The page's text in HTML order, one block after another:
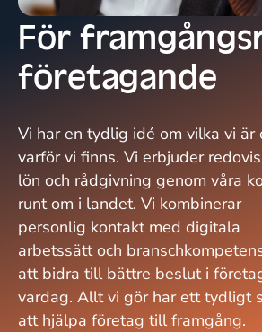
För
företagande
Vi har en tydlig idé om vilka vi är
varför vi finns. Vi erbjuder
lön och rådgivning genom våra
runt om i landet. Vi kombinerar
personlig kontakt med digitala
arbetssätt och
att bidra till bättre beslut i
vardag. Allt vi gör har ett tydligt
att hjälpa företag till framgång.